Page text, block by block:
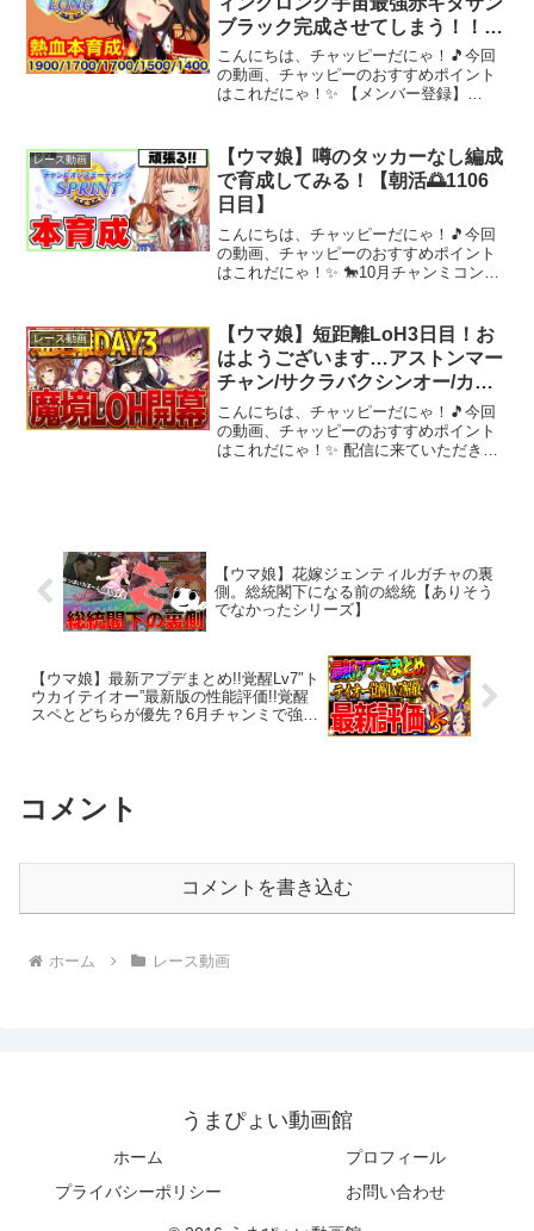
ブラック完成させてしまう！！
【チャンミロング】
こんにちは、チャッピーだにゃ！🎵今回
の動画、チャッピーのおすすめポイント
はこれだにゃ！✨ 【メンバー登録】
のはまずい！？「シングレオグリキャッ
プ」完全解説！！【シンデ...
レース動画
【ウマ娘】噂のタッカーなし編成
で育成してみる！【朝活🌅1106
日目】
こんにちは、チャッピーだにゃ！🎵今回
の動画、チャッピーのおすすめポイント
はこれだにゃ！✨ 🐎10月チャンミコンセ
----------------------...
レース動画
【ウマ娘】短距離LoH3日目！お
はようございます…アストンマー
チャン/サクラバクシンオー/カル
ストンライトオ/新シナリオ/リー
グオブヒーローズ/攻略【BCシナ
リオ】
こんにちは、チャッピーだにゃ！🎵今回
の動画、チャッピーのおすすめポイント
はこれだにゃ！✨ 配信に来ていただきあ
【ウマ娘】花嫁ジェンティルガチャの裏
側。総統閣下になる前の総統【ありそう
でなかったシリーズ】
【ウマ娘】最新アプデまとめ!!覚醒Lv7″ト
ウカイテイオー”最新版の性能評価!!覚醒
スペとどちらが優先？6月チャンミで強
コメント
コメントを書き込む
ホーム レース動画
うまぴょい動画館
ホーム
プロフィール
プライバシーポリシー
お問い合わせ